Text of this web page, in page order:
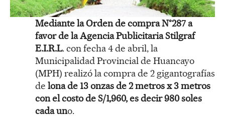
Mediante la Orden de compra N°287 a
favor de la Agencia Publicitaria Stilgraf
E.I.R.L. con fecha 4 de abril, la
Municipalidad Provincial de Huancayo
(MPH) realizó la compra de 2 gigantografías
de lona de 13 onzas de 2 metros x 3 metros
con el costo de S/1,960, es decir 980 soles
cada uno.